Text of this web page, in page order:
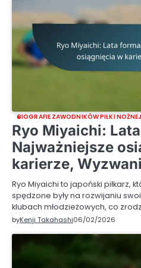
BIOGRAFIE ZAWODNIKÓW PIŁKI
Ryo Miyaichi:
Najważniejsze
karierze,
Ryo Miyaichi to japoński piłkarz,
spędzone były na rozwijaniu
klubach młodzieżowych, co
byKenji Takahashi06/02/2026